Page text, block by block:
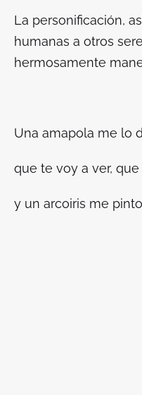
La personificación,
humanas a otros
hermosamente
Una amapola me lo
que te voy a ver,
y un arcoiris me